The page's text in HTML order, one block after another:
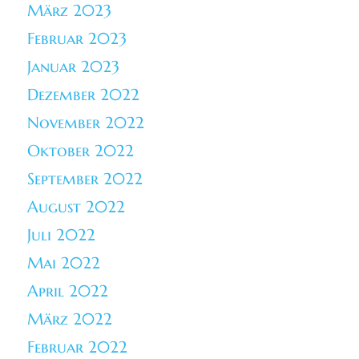
März 2023
Februar 2023
Januar 2023
Dezember 2022
November 2022
Oktober 2022
September 2022
August 2022
Juli 2022
Mai 2022
April 2022
März 2022
Februar 2022